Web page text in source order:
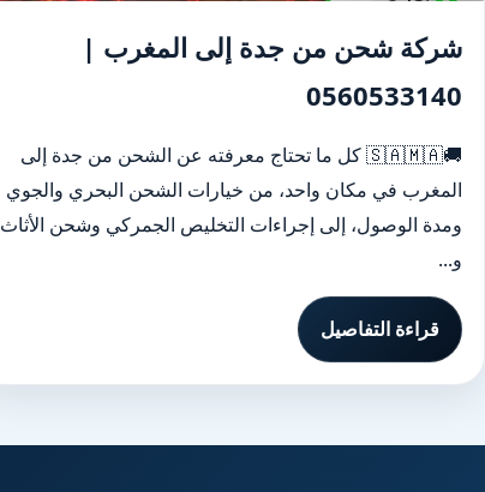
شركة شحن من جدة إلى المغرب |
0560533140
🚚🇸🇦🇲🇦 كل ما تحتاج معرفته عن الشحن من جدة إلى
المغرب في مكان واحد، من خيارات الشحن البحري والجوي
ومدة الوصول، إلى إجراءات التخليص الجمركي وشحن الأثاث
و...
قراءة التفاصيل